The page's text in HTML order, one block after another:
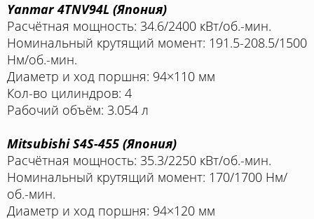
Yanmar 4TNV94L (Япония)
Расчётная мощность: 34.6/2400 кВт/об.-мин.
Номинальный крутящий момент: 191.5-208.5/1500
Нм/об.-мин.
Диаметр и ход поршня: 94×110 мм
Кол-во цилиндров: 4
Рабочий объём: 3.054 л
Mitsubishi S4S-455 (Япония)
Расчётная мощность: 35.3/2250 кВт/об.-мин.
Номинальный крутящий момент: 170/1700 Нм/
об.-мин.
Диаметр и ход поршня: 94×120 мм